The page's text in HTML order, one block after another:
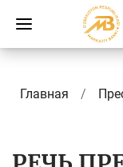
Главная